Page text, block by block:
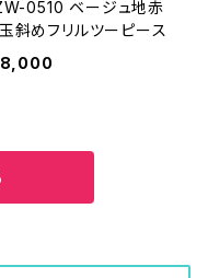
0510 ベージュ地赤
斜めフリルツーピース